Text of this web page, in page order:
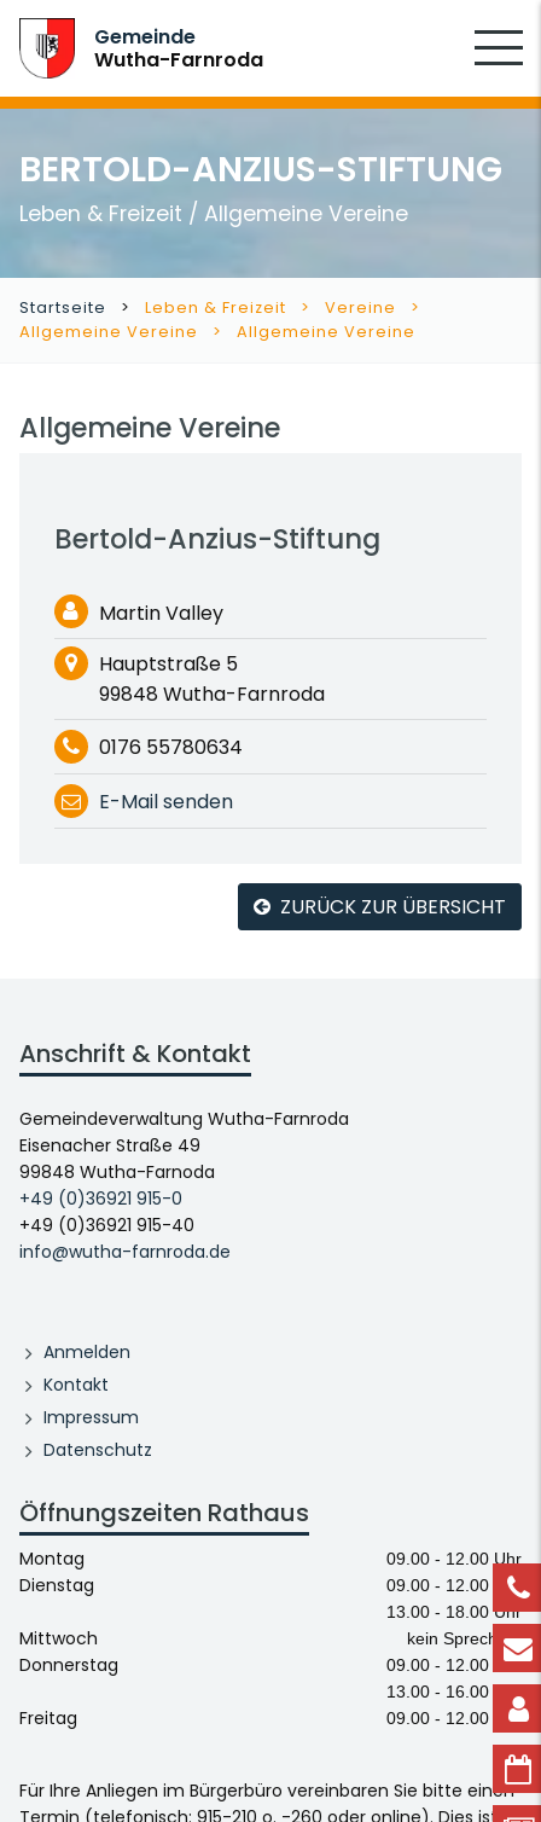
Gemeinde
Wutha-Farnroda
BERTOLD-ANZIUS-STIFTUNG
Leben & Freizeit / Allgemeine Vereine
Startseite Leben & Freizeit
Vereine
Allgemeine Vereine
Allgemeine Vereine
Allgemeine Vereine
Bertold-Anzius-Stiftung
Martin Valley
Hauptstraße 5
99848 Wutha-Farnroda
0176 55780634
E-Mail senden
ZURÜCK ZUR ÜBERSICHT
Anschrift & Kontakt
Gemeindeverwaltung Wutha-Farnroda
Eisenacher Straße 49
99848 Wutha-Farnoda
+49 (0)36921 915-0
+49 (0)36921 915-40
info@wutha-farnroda.de
Anmelden
Kontakt
Impressum
Datenschutz
Öffnungszeiten Rathaus
Montag 09.00 - 12.00 Uhr
Dienstag
09.00 - 12.00 Uhr
13.00 - 18.00 Uhr
Mittwoch kein Sprechtag
Donnerstag
09.00 - 12.00 Uhr
13.00 - 16.00 Uhr
Freitag 09.00 - 12.00 Uhr
Für Ihre Anliegen im Bürgerbüro vereinbaren Sie bitte einen
Termin (telefonisch: 915-210 o. -260 oder online). Dies ist